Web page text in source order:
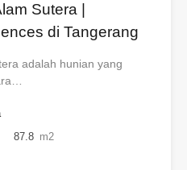
Sutera |
di Tangerang
adalah hunian yang
87.8 m2